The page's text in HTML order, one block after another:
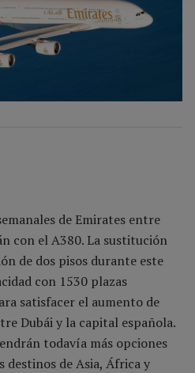
de Emirates entre
con el A380. La sustitución
de dos pisos durante este
con 1530 plazas
satisfacer el aumento de
Dubái y la capital española.
todavía más opciones
destinos de Asia, África y